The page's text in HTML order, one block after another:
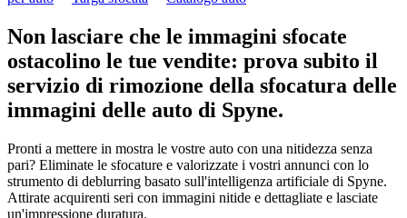
Non lasciare che le immagini sfocate
ostacolino le tue vendite: prova subito il
servizio di rimozione della sfocatura delle
immagini delle auto di Spyne.
Pronti a mettere in mostra le vostre auto con una nitidezza senza
pari? Eliminate le sfocature e valorizzate i vostri annunci con lo
strumento di deblurring basato sull'intelligenza artificiale di Spyne.
Attirate acquirenti seri con immagini nitide e dettagliate e lasciate
un'impressione duratura.